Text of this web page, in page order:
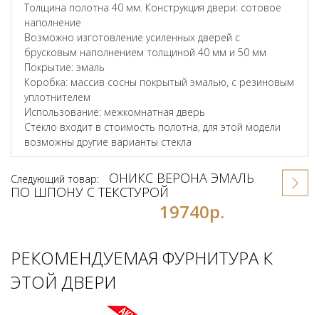
Толщина полотна 40 мм. Конструкция двери: сотовое
наполнение
Возможно изготовление усиленных дверей с
брусковым наполнением толщиной 40 мм и 50 мм
Покрытие: эмаль
Коробка: массив сосны покрытый эмалью, с резиновым
уплотнителем
Использование: межкомнатная дверь
Стекло входит в стоимость полотна, для этой модели
возможны другие варианты стекла
Следующий товар:
ОНИКС ВЕРОНА ЭМАЛЬ
ПО ШПОНУ С ТЕКСТУРОЙ
19740р.
РЕКОМЕНДУЕМАЯ ФУРНИТУРА К
ЭТОЙ ДВЕРИ